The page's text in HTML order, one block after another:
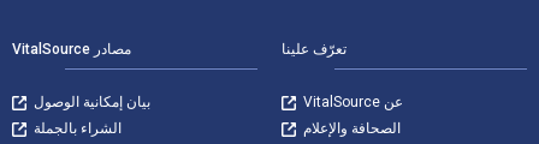
تعرّف علينا
عن VitalSource
الصحافة والإعلام
مصادر VitalSource
بيان إمكانية الوصول
الشراء بالجملة